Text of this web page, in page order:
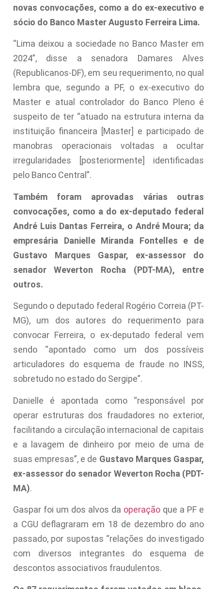
novas convocações, como a do ex-executivo e
sócio do Banco Master Augusto Ferreira Lima.
“Lima deixou a sociedade no Banco Master em
2024”, disse a senadora Damares Alves
(Republicanos-DF), em seu requerimento, no qual
lembra que, segundo a PF, o ex-executivo do
Master e atual controlador do Banco Pleno é
suspeito de ter “atuado na estrutura interna da
instituição financeira [Master] e participado de
manobras operacionais voltadas a ocultar
irregularidades [posteriormente] identificadas
pelo Banco Central”.
Também foram aprovadas várias outras
convocações, como a do ex-deputado federal
André Luis Dantas Ferreira, o André Moura; da
empresária Danielle Miranda Fontelles e de
Gustavo Marques Gaspar, ex-assessor do
senador Weverton Rocha (PDT-MA), entre
outros.
Segundo o deputado federal Rogério Correia (PT-
MG), um dos autores do requerimento para
convocar Ferreira, o ex-deputado federal vem
sendo “apontado como um dos possíveis
articuladores do esquema de fraude no INSS,
sobretudo no estado do Sergipe”.
Danielle é apontada como “responsável por
operar estruturas dos fraudadores no exterior,
facilitando a circulação internacional de capitais
e a lavagem de dinheiro por meio de uma de
suas empresas”, e de Gustavo Marques Gaspar,
ex-assessor do senador Weverton Rocha (PDT-
MA).
Gaspar foi um dos alvos da operação que a PF e
a CGU deflagraram em 18 de dezembro do ano
passado, por supostas “relações do investigado
com diversos integrantes do esquema de
descontos associativos fraudulentos.